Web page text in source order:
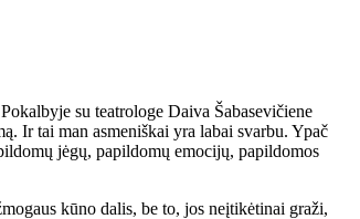
su teatrologe Daiva Šabasevičiene
Ir tai man asmeniškai yra labai svarbu. Ypač
jėgų, papildomų emocijų, papildomos
kūno dalis, be to, jos neįtikėtinai graži,